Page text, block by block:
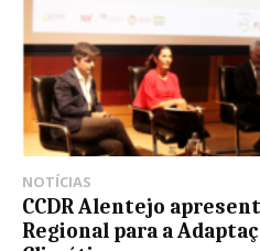
NOTÍCIAS
CCDR Alentejo
Regional para a